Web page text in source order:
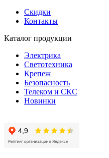
Скидки
Контакты
Каталог продукции
Электрика
Светотехника
Крепеж
Безопасность
Телеком и СКС
Новинки